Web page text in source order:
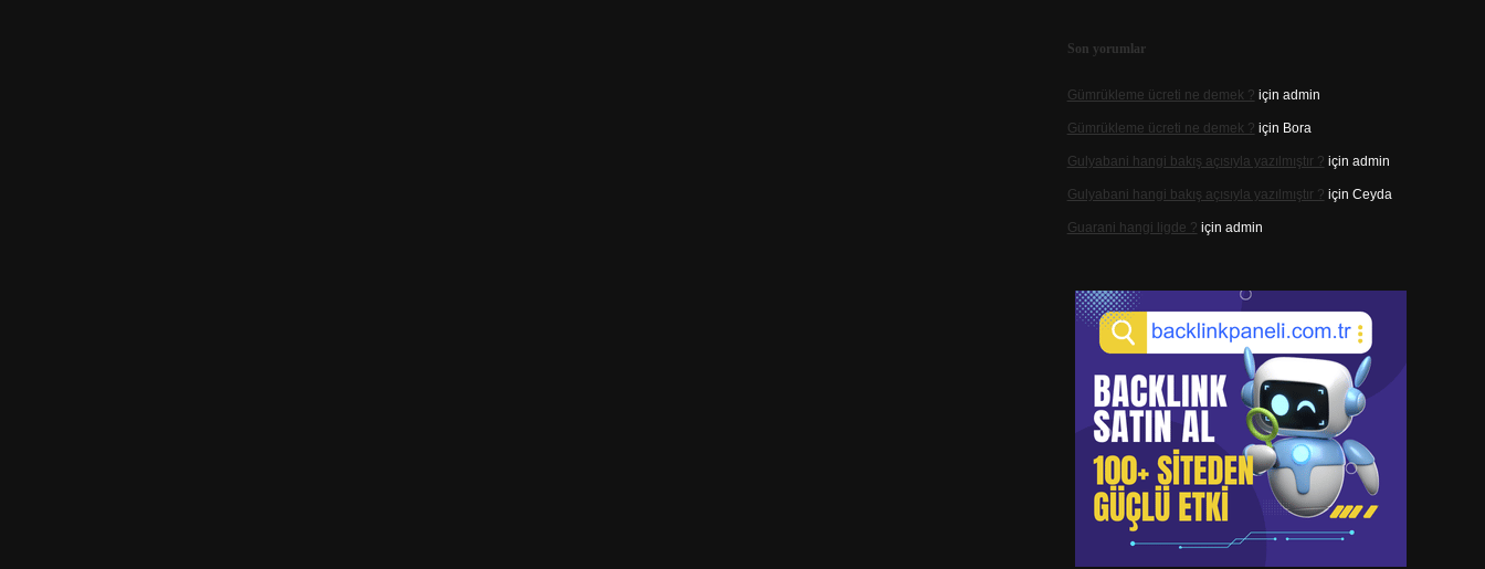
Son yorumlar
Gümrükleme ücreti ne demek ? için admin
Gümrükleme ücreti ne demek ? için Bora
Gulyabani hangi bakış açısıyla yazılmıştır ? için admin
Gulyabani hangi bakış açısıyla yazılmıştır ? için Ceyda
Guarani hangi ligde ? için admin